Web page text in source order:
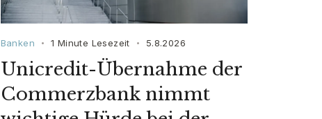
Banken • 1 Minute Lesezeit • 5.8.2026
Unicredit-Übernahme der
Commerzbank nimmt